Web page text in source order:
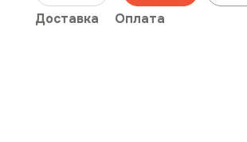
Доставка Оплата